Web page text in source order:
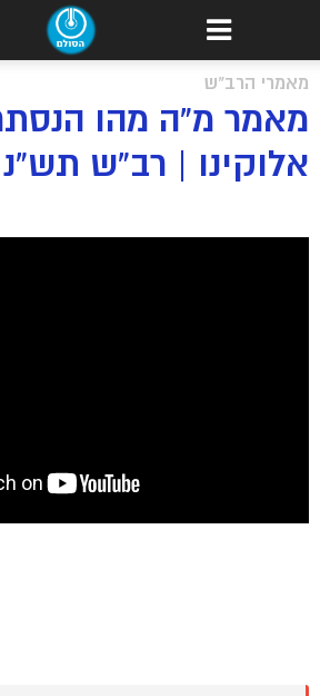
מאמרי הרב"ש
מאמר מ”ה מהו
אלוקינו | רב”ש תש”נ